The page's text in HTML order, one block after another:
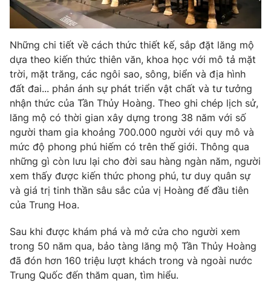
Những chi tiết về cách thức thiết kế, sắp đặt lăng mộ
dựa theo kiến thức thiên văn, khoa học với mô tả mặt
trời, mặt trăng, các ngôi sao, sông, biển và địa hình
đất đai... phản ánh sự phát triển vật chất và tư tưởng
nhận thức của Tần Thủy Hoàng. Theo ghi chép lịch sử,
lăng mộ có thời gian xây dựng trong 38 năm với số
người tham gia khoảng 700.000 người với quy mô và
mức độ phong phú hiếm có trên thế giới. Thông qua
những gì còn lưu lại cho đời sau hàng ngàn năm, người
xem thấy được kiến thức phong phú, tư duy quân sự
và giá trị tinh thần sâu sắc của vị Hoàng đế đầu tiên
của Trung Hoa.
Sau khi được khám phá và mở cửa cho người xem
trong 50 năm qua, bảo tàng lăng mộ Tần Thủy Hoàng
đã đón hơn 160 triệu lượt khách trong và ngoài nước
Trung Quốc đến thăm quan, tìm hiểu.